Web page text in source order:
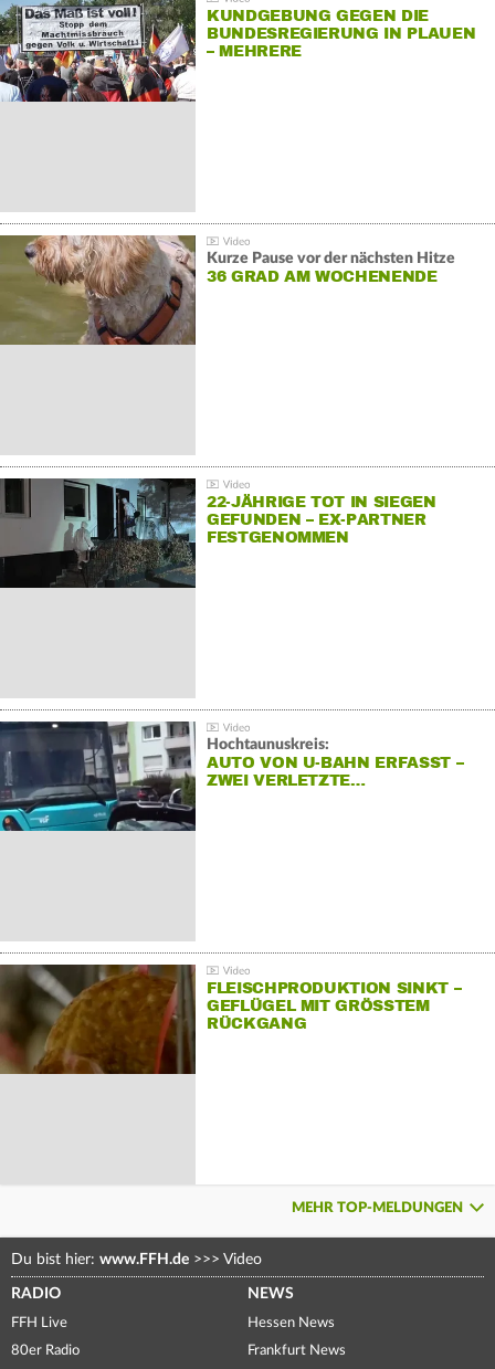
KUNDGEBUNG GEGEN DIE
BUNDESREGIERUNG IN PLAUEN
– MEHRERE
Kurze Pause vor der nächsten Hitze
36 GRAD AM WOCHENENDE
22-JÄHRIGE TOT IN SIEGEN
GEFUNDEN – EX-PARTNER
FESTGENOMMEN
Hochtaunuskreis:
AUTO VON U-BAHN ERFASST –
ZWEI VERLETZTE…
FLEISCHPRODUKTION SINKT –
GEFLÜGEL MIT GRÖSSTEM R
ÜCKGANG
MEHR TOP-MELDUNGEN
Du bist hier: www.FFH.de >>> Video
RADIO
FFH Live
80er Radio
NEWS
Hessen News
Frankfurt News